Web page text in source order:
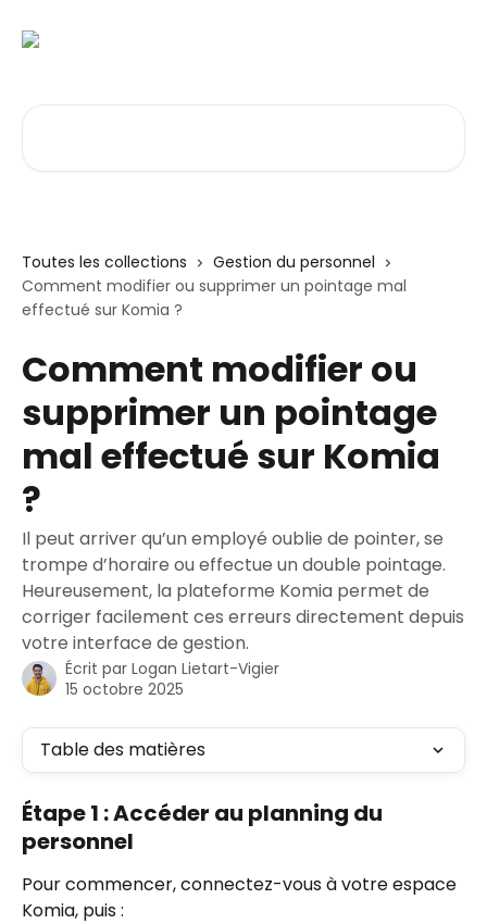
Toutes les collections
Gestion du personnel
Comment modifier ou supprimer un pointage mal
effectué sur Komia ?
Comment modifier ou
supprimer un pointage
mal effectué sur Komia
?
Il peut arriver qu’un employé oublie de pointer, se
trompe d’horaire ou effectue un double pointage.
Heureusement, la plateforme Komia permet de
corriger facilement ces erreurs directement depuis
votre interface de gestion.
Écrit par Logan Lietart-Vigier
15 octobre 2025
Table des matières
Étape 1 : Accéder au planning du
personnel
Pour commencer, connectez-vous à votre espace
Komia, puis :